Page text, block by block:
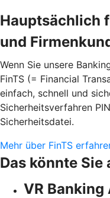
Hauptsächlich
und
Wenn Sie unsere
FinTS (= Financial
einfach, schnell und
Sicherheitsverfahren
Sicherheitsdatei.
Mehr über FinTS
Das könnte
VR Banking